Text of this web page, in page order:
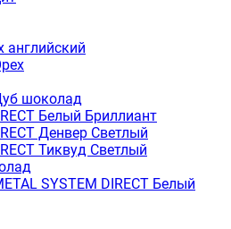
английский
шоколад
Белый Бриллиант
Денвер Светлый
Тиквуд Светлый
SYSTEM DIRECT Белый